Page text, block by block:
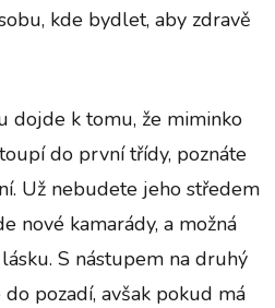
kde bydlet, aby zdravě
dojde k tomu, že miminko
do první třídy, poznáte
Už nebudete jeho středem
nové kamarády, a možná
S nástupem na druhý
pozadí, avšak pokud má